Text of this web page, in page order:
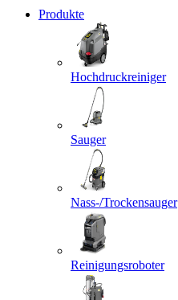
Produkte
Hochdruckreiniger
Sauger
Nass-/Trockensauger
Reinigungsroboter